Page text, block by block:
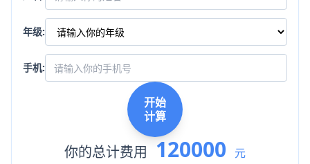
年级:
手机:
开始
计算
你的总计费用 120000 元